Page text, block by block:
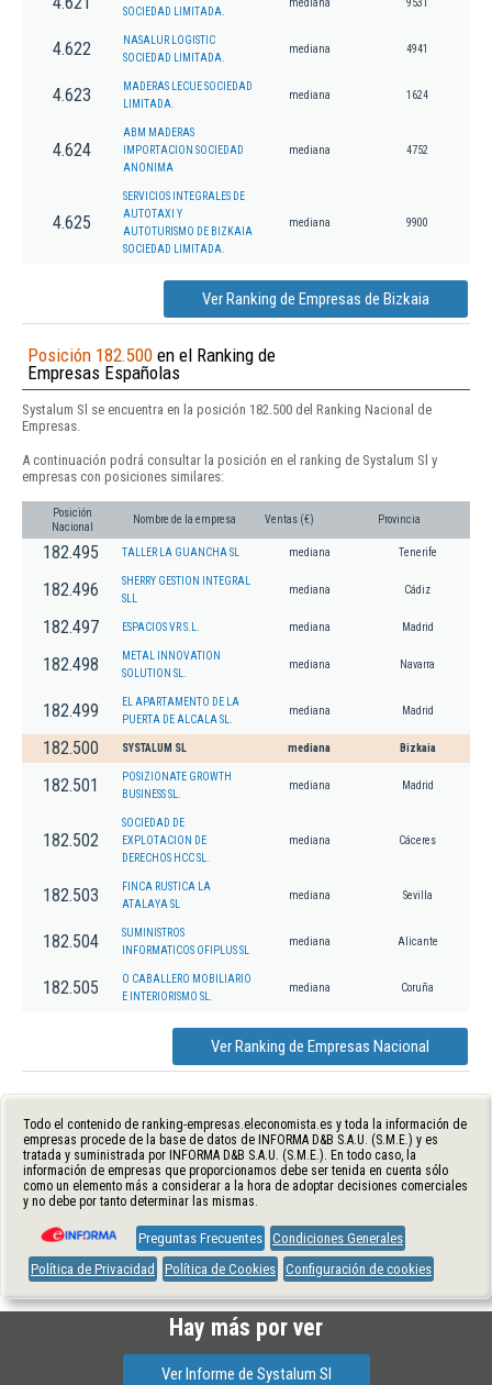
SOCIEDAD LIMITADA.
mediana 9531
4.622
NASALUR LOGISTIC
SOCIEDAD LIMITADA.
mediana 4941
4.623
MADERAS LECUE SOCIEDAD
LIMITADA.
mediana 1624
4.624
ABM MADERAS
IMPORTACION SOCIEDAD
ANONIMA
mediana 4752
4.625
SERVICIOS INTEGRALES DE
AUTOTAXI Y
AUTOTURISMO DE BIZKAIA
SOCIEDAD LIMITADA.
mediana 9900
Ver Ranking de Empresas de Bizkaia
Posición 182.500 en el Ranking de
Empresas Españolas
Systalum Sl se encuentra en la posición 182.500 del Ranking Nacional de
Empresas.
A continuación podrá consultar la posición en el ranking de Systalum Sl y
empresas con posiciones similares:
Posición
Nacional
Nombre de la empresa Ventas (€) Provincia
182.495 TALLER LA GUANCHA SL mediana Tenerife
182.496
SHERRY GESTION INTEGRAL
SLL
mediana Cádiz
182.497 ESPACIOS VR S.L. mediana Madrid
182.498
METAL INNOVATION
SOLUTION SL.
mediana Navarra
182.499
EL APARTAMENTO DE LA
PUERTA DE ALCALA SL.
mediana Madrid
182.500 SYSTALUM SL mediana Bizkaia
182.501
POSIZIONATE GROWTH
BUSINESS SL.
mediana Madrid
182.502
SOCIEDAD DE
EXPLOTACION DE
DERECHOS HCC SL.
mediana Cáceres
182.503
FINCA RUSTICA LA
ATALAYA SL
mediana Sevilla
182.504
SUMINISTROS
INFORMATICOS OFIPLUS SL
mediana Alicante
182.505
O CABALLERO MOBILIARIO
E INTERIORISMO SL.
mediana Coruña
Ver Ranking de Empresas Nacional
Todo el contenido de ranking-empresas.eleconomista.es y toda la información de
empresas procede de la base de datos de INFORMA D&B S.A.U. (S.M.E.) y es
tratada y suministrada por INFORMA D&B S.A.U. (S.M.E.). En todo caso, la
información de empresas que proporcionamos debe ser tenida en cuenta sólo
como un elemento más a considerar a la hora de adoptar decisiones comerciales
y no debe por tanto determinar las mismas.
Preguntas Frecuentes Condiciones Generales
Política de Privacidad
Política de Cookies Configuración de cookies
Hay más por ver
Ver Informe de Systalum Sl